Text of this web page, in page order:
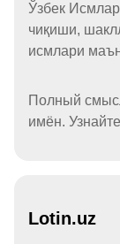
Ўзбек
чиқиши,
исмлари
Полный
имён.
Lotin.uz